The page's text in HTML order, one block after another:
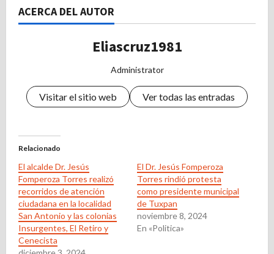
ACERCA DEL AUTOR
Eliascruz1981
Administrator
Visitar el sitio web Ver todas las entradas
Relacionado
El alcalde Dr. Jesús
Fomperoza Torres realizó
recorridos de atención
ciudadana en la localidad
San Antonio y las colonias
Insurgentes, El Retiro y
Cenecista
El Dr. Jesús Fomperoza
Torres rindió protesta
como presidente municipal
de Tuxpan
noviembre 8, 2024
En «Politica»